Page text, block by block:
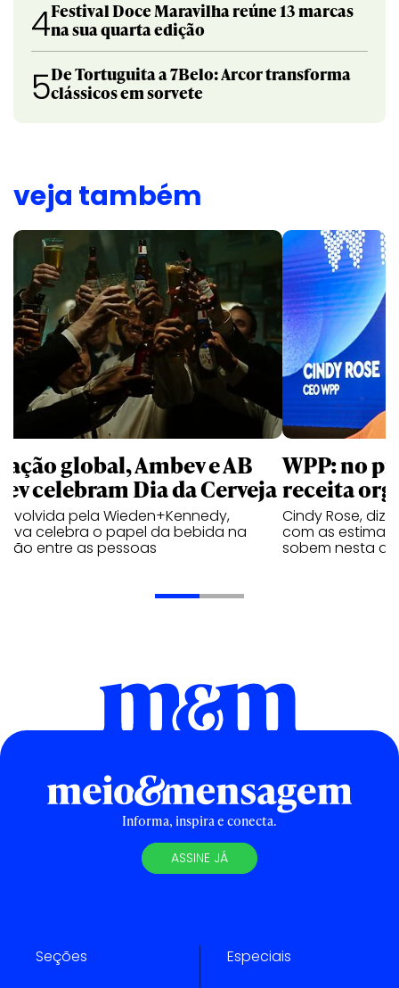
4Festival Doce Maravilha reúne 13 marcas
na sua quarta edição
5De Tortuguita a 7Belo: Arcor transforma
clássicos em sorvete
veja também
ação global, Ambev e AB
celebram Dia da Cerveja
pela Wieden+Kennedy,
celebra o papel da bebida na
entre as pessoas
WPP: no
receita
Cindy Rose, diz
com as
sobem nesta
Informa, inspira e conecta.
ASSINE JÁ
Seções Especiais